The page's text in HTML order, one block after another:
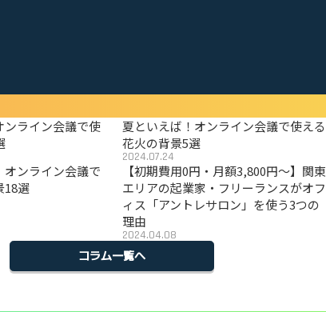
ンライン会議で使
夏といえば！オンライン会議で使える
花火の背景5選
2024.07.24
ンライン会議で
18選
【初期費用0円・月額3,800円〜】関東
エリアの起業家・フリーランスがオフ
ィス「アントレサロン」を使う3つの
理由
2024.04.08
コラム一覧へ